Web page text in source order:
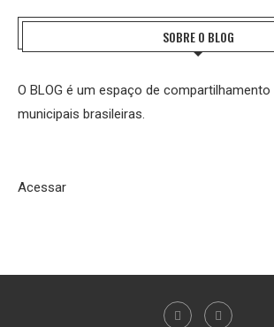
SOBRE O BLOG
O BLOG é um espaço de
municipais brasileiras.
Acessar